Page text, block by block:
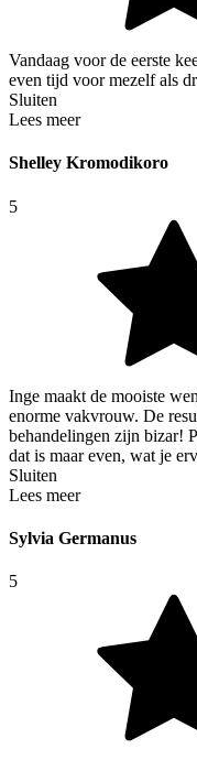
Vandaag voor de eerste
even tijd voor mezelf als
Sluiten
Lees meer
Shelley Kromodikoro
5
Inge maakt de mooiste
enorme vakvrouw. De
behandelingen zijn bizar!
dat is maar even, wat je
Sluiten
Lees meer
Sylvia Germanus
5